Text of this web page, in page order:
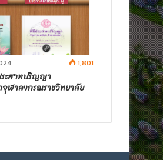
1,801
ะสาทปริญญา
ฬาลงกรณราชวิทยาลัย